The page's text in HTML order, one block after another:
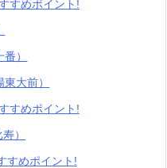
すめポイント!
番）
東大前）
すめポイント!
）
すめポイント!